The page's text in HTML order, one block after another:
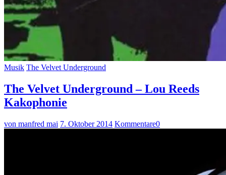
Musik The Velvet Underground
The Velvet Underground – Lou Reeds
Kakophonie
von manfred mai 7. Oktober 2014 Kommentare0